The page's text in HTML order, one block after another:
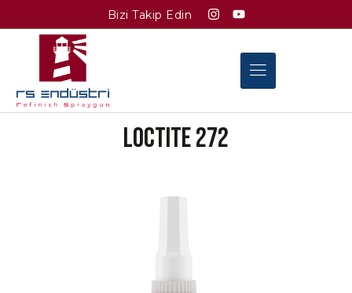
Bizi Takip Edin
LOCTITE 272